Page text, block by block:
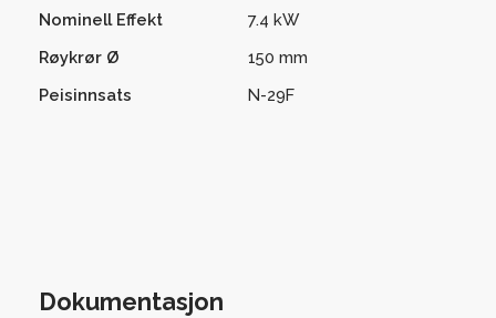
Nominell Effekt 7.4 kW
Røykrør Ø 150 mm
Peisinnsats N-29F
Dokumentasjon